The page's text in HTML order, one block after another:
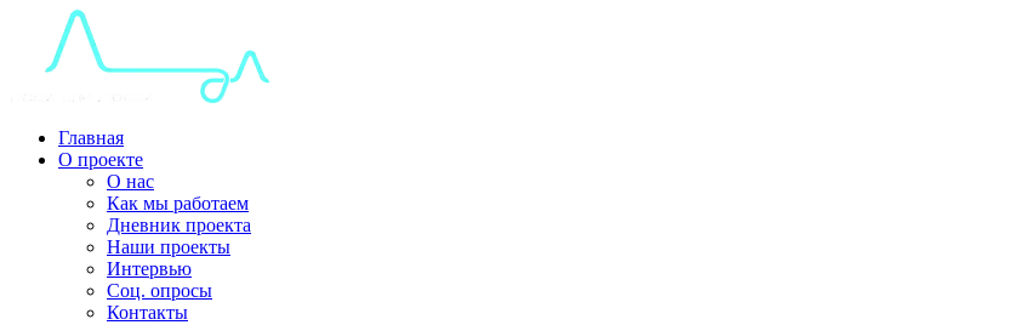
Главная
О проекте
О нас
Как мы работаем
Дневник проекта
Наши проекты
Интервью
Соц. опросы
Контакты